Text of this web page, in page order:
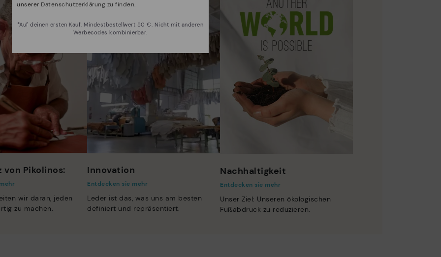
von Pikolinos:
wir daran, jeden
zu machen.
Innovation
Entdecken sie mehr
Leder ist das, was uns am besten
definiert und repräsentiert.
Nachhaltigkeit
Entdecken sie mehr
Unser Ziel: Unseren ökologischen
Fußabdruck zu reduzieren.
unserer Datenschutzerklärung zu finden.
*Auf deinen ersten Kauf. Mindestbestellwert 50 €. Nicht mit anderen
Werbecodes kombinierbar.